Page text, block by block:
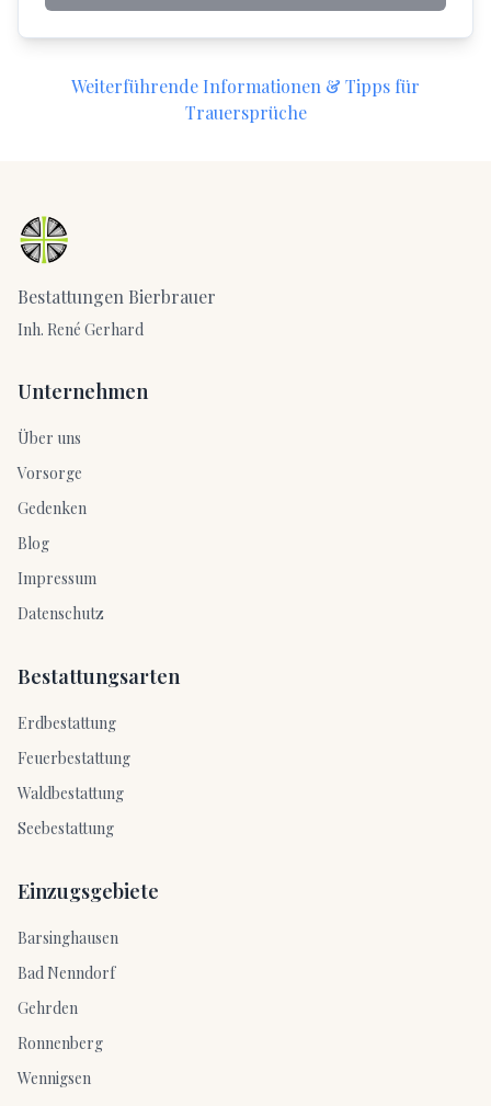
Weiterführende Informationen & Tipps für
Trauersprüche
Bestattungen Bierbrauer
Inh. René Gerhard
Unternehmen
Über uns
Vorsorge
Gedenken
Blog
Impressum
Datenschutz
Bestattungsarten
Erdbestattung
Feuerbestattung
Waldbestattung
Seebestattung
Einzugsgebiete
Barsinghausen
Bad Nenndorf
Gehrden
Ronnenberg
Wennigsen